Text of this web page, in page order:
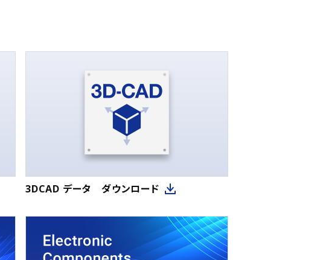
3DCAD データ ダウンロード